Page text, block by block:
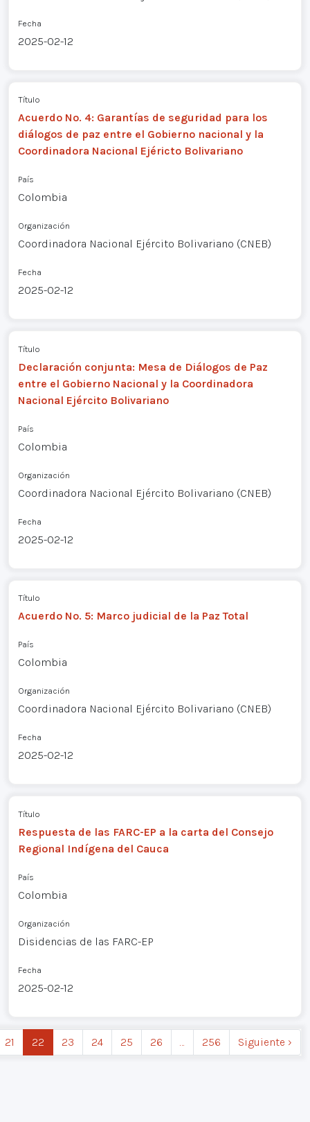
Fecha
2025-02-12
Título
Acuerdo No. 4: Garantías de seguridad para los
diálogos de paz entre el Gobierno nacional y la
Coordinadora Nacional Ejéricto Bolivariano
País
Colombia
Organización
Coordinadora Nacional Ejército Bolivariano (CNEB)
Fecha
2025-02-12
Título
Declaración conjunta: Mesa de Diálogos de Paz
entre el Gobierno Nacional y la Coordinadora
Nacional Ejército Bolivariano
País
Colombia
Organización
Coordinadora Nacional Ejército Bolivariano (CNEB)
Fecha
2025-02-12
Título
Acuerdo No. 5: Marco judicial de la Paz Total
País
Colombia
Organización
Coordinadora Nacional Ejército Bolivariano (CNEB)
Fecha
2025-02-12
Título
Respuesta de las FARC-EP a la carta del Consejo
Regional Indígena del Cauca
País
Colombia
Organización
Disidencias de las FARC-EP
Fecha
2025-02-12
21 22 23 24 25 26 … 256 Siguiente ›